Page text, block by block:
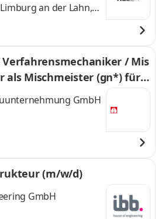
Limburg an der Lahn,
/ Mis
als Mischmeister (gn*) für B
GmbH
(m/w/d)
GmbH